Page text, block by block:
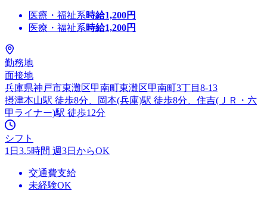
医療・福祉系時給1,200円
医療・福祉系時給1,200円
勤務地
面接地
兵庫県神戸市東灘区甲南町東灘区甲南町3丁目8-13
摂津本山駅 徒歩8分、岡本(兵庫)駅 徒歩8分、住吉(ＪＲ・六
甲ライナー)駅 徒歩12分
シフト
1日3.5時間 週3日からOK
交通費支給
未経験OK